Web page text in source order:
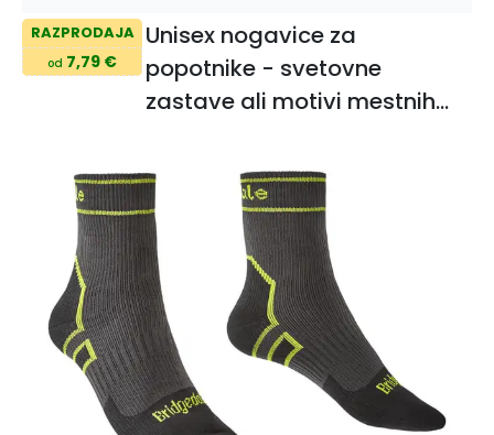
RAZPRODAJA
od 7,79 €
Unisex nogavice za
popotnike - svetovne
zastave ali motivi mestnih